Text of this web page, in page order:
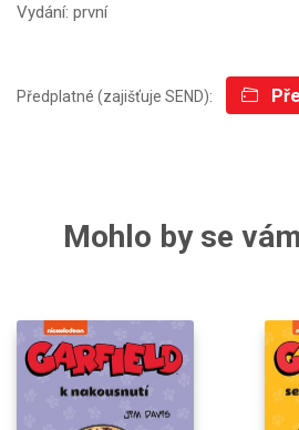
Vydání: první
Předplatné (zajišťuje SEND):
Mohlo by se